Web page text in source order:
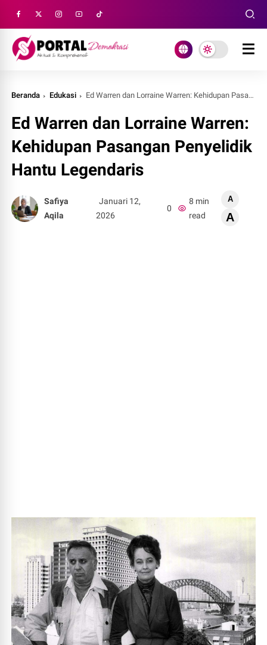
Beranda Edukasi Ed Warren dan Lorraine Warren: Kehidupan Pasangan Penyelidik Hantu Legendaris
Ed Warren dan Lorraine Warren:
Kehidupan Pasangan Penyelidik
Hantu Legendaris
Safiya
Aqila
Januari 12,
2026
0
8 min
read
A
A